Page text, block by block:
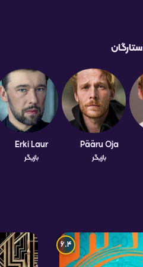
ستارگان
Pääru Oja
بازیگر
Erki Laur
بازیگر
6.4